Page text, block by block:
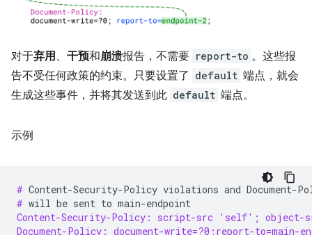
对于弃用 、 干预和崩溃报告，不需要 report-to 。这些报
告不受任何政策的约束。只要设置了 default 端点，就会
生成这些事件，并将其发送到此 default 端点。
示例
# Content-Security-Policy violations and Document-
# will be sent to
Content-Security-Policy: script-src 'self'; object-
Document-Policy: document-write=?0;report-to=main-